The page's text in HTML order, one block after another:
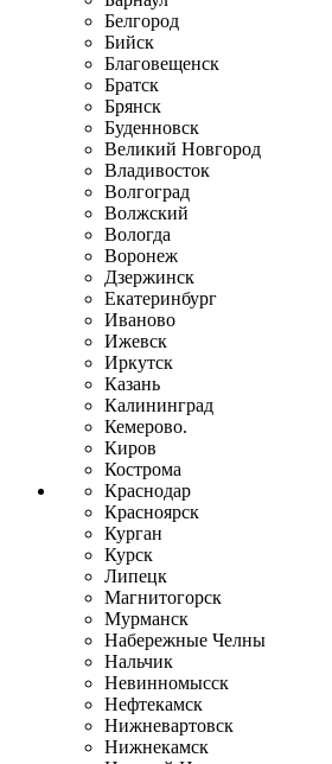
Белгород
Бийск
Благовещенск
Братск
Брянск
Буденновск
Великий Новгород
Владивосток
Волгоград
Волжский
Вологда
Воронеж
Дзержинск
Екатеринбург
Иваново
Ижевск
Иркутск
Казань
Калининград
Кемерово.
Киров
Кострома
Краснодар
Красноярск
Курган
Курск
Липецк
Магнитогорск
Мурманск
Набережные Челны
Нальчик
Невинномысск
Нефтекамск
Нижневартовск
Нижнекамск